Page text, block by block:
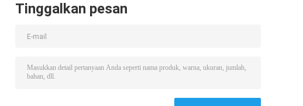
Tinggalkan pesan